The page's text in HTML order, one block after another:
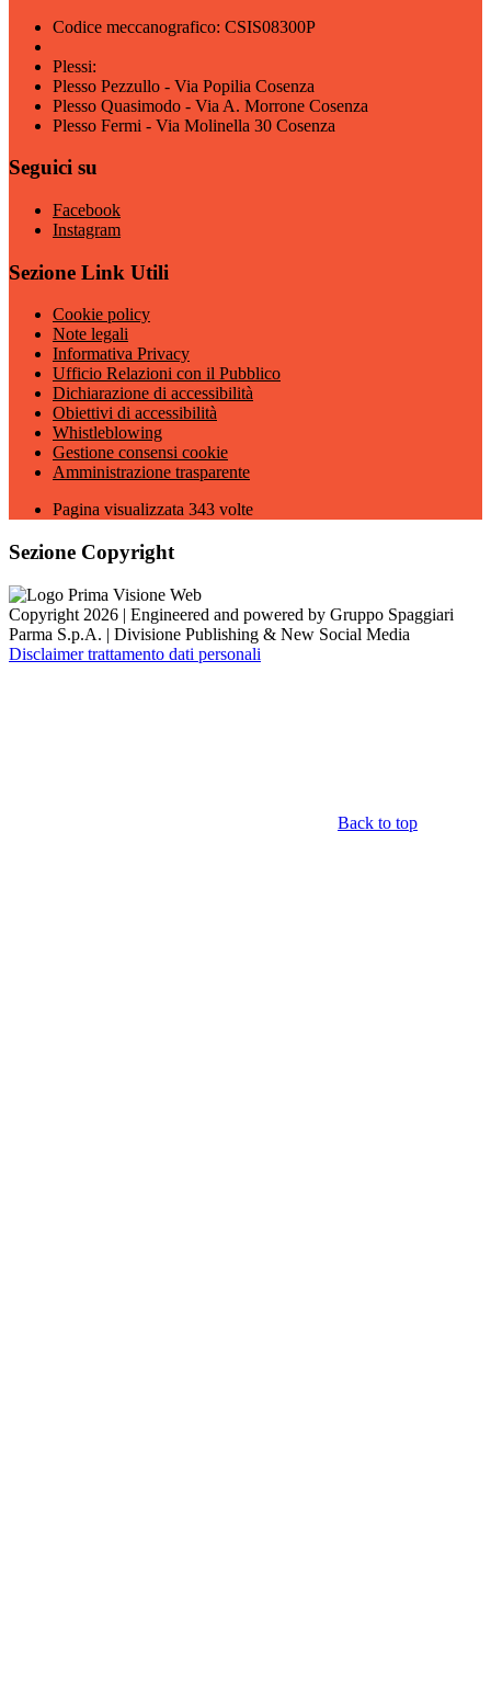
Codice meccanografico: CSIS08300P
Plessi:
Plesso Pezzullo - Via Popilia Cosenza
Plesso Quasimodo - Via A. Morrone Cosenza
Plesso Fermi - Via Molinella 30 Cosenza
Seguici su
Facebook
Instagram
Sezione Link Utili
Cookie policy
Note legali
Informativa Privacy
Ufficio Relazioni con il Pubblico
Dichiarazione di accessibilità
Obiettivi di accessibilità
Whistleblowing
Gestione consensi cookie
Amministrazione trasparente
Pagina visualizzata 343 volte
Sezione Copyright
Copyright 2026 | Engineered and powered by Gruppo Spaggiari
Parma S.p.A. | Divisione Publishing & New Social Media
Disclaimer trattamento dati personali
Back to top